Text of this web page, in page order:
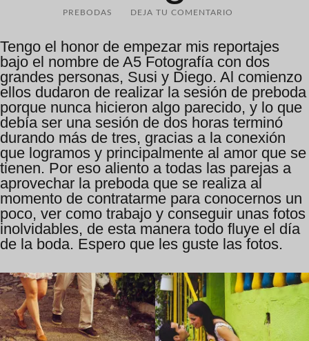
PREBODAS DEJA TU COMENTARIO
Tengo el honor de empezar mis reportajes
bajo el nombre de A5 Fotografía con dos
grandes personas, Susi y Diego. Al comienzo
ellos dudaron de realizar la sesión de preboda
porque nunca hicieron algo parecido, y lo que
debía ser una sesión de dos horas terminó
durando más de tres, gracias a la conexión
que logramos y principalmente al amor que se
tienen. Por eso aliento a todas las parejas a
aprovechar la preboda que se realiza al
momento de contratarme para conocernos un
poco, ver como trabajo y conseguir unas fotos
inolvidables, de esta manera todo fluye el día
de la boda. Espero que les guste las fotos.